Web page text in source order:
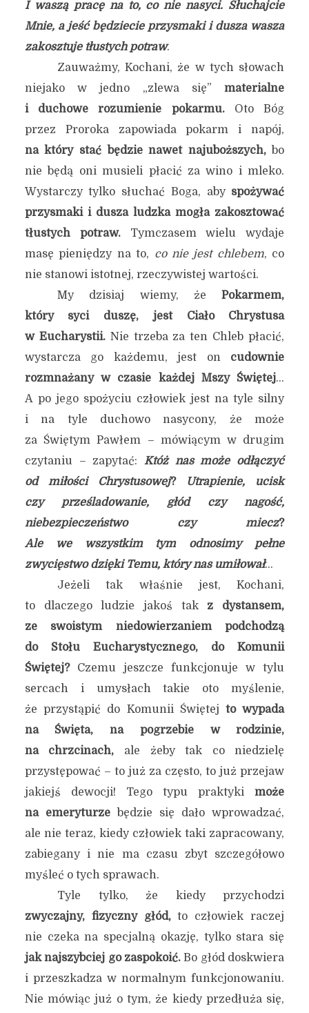
I waszą pracę na to, co nie nasyci. Słuchajcie
Mnie, a jeść będziecie przysmaki i dusza wasza
zakosztuje tłustych potraw.
Zauważmy, Kochani, że w tych słowach
niejako w jedno „zlewa się”materialne
i duchowe rozumienie pokarmu.Oto Bóg
przez Proroka zapowiada pokarm i napój,
na który stać będzie nawet najuboższych,bo
nie będą oni musieli płacić za wino i mleko.
Wystarczy tylko słuchać Boga, aby spożywać
przysmaki i dusza ludzka mogła zakosztować
tłustych potraw.Tymczasem wielu wydaje
masę pieniędzy na to, co nie jest chlebem, co
nie stanowi istotnej, rzeczywistej wartości.
My dzisiaj wiemy, żePokarmem,
który syci duszę, jest Ciało Chrystusa
w Eucharystii.Nie trzeba za ten Chleb płacić,
wystarcza go każdemu, jest on cudownie
rozmnażany w czasie każdej Mszy Świętej…
A po jego spożyciu człowiek jest na tyle silny
i na tyle duchowo nasycony, że może
za Świętym Pawłem – mówiącym w drugim
czytaniu – zapytać: Któż nas może odłączyć
od miłości Chrystusowej?
Utrapienie, ucisk
czy prześladowanie, głód czy nagość,
niebezpieczeństwo czy miecz?
Ale we wszystkim tym odnosimy pełne
zwycięstwo dzięki Temu, który nas umiłował…
Jeżeli tak właśnie jest, Kochani,
to dlaczego ludzie jakoś tak z dystansem,
ze swoistym niedowierzaniem podchodzą
do Stołu Eucharystycznego, do Komunii
Świętej?Czemu jeszcze funkcjonuje w tylu
sercach i umysłach takie oto myślenie,
że przystąpić do Komunii Świętej to wypada
na Święta, na pogrzebie w rodzinie,
na chrzcinach, ale żeby tak co niedzielę
przystępować – to już za często, to już przejaw
jakiejś dewocji! Tego typu praktykimoże
na emeryturze
będzie się dało wprowadzać,
ale nie teraz, kiedy człowiek taki zapracowany,
zabiegany i nie ma czasu zbyt szczegółowo
myśleć o tych sprawach.
Tyle tylko, że kiedy przychodzi
zwyczajny, fizyczny głód,to człowiek raczej
nie czeka na specjalną okazję, tylko stara się
jak najszybciej go zaspokoić. Bo głód doskwiera
i przeszkadza w normalnym funkcjonowaniu.
Nie mówiąc już o tym, że kiedy przedłuża się,